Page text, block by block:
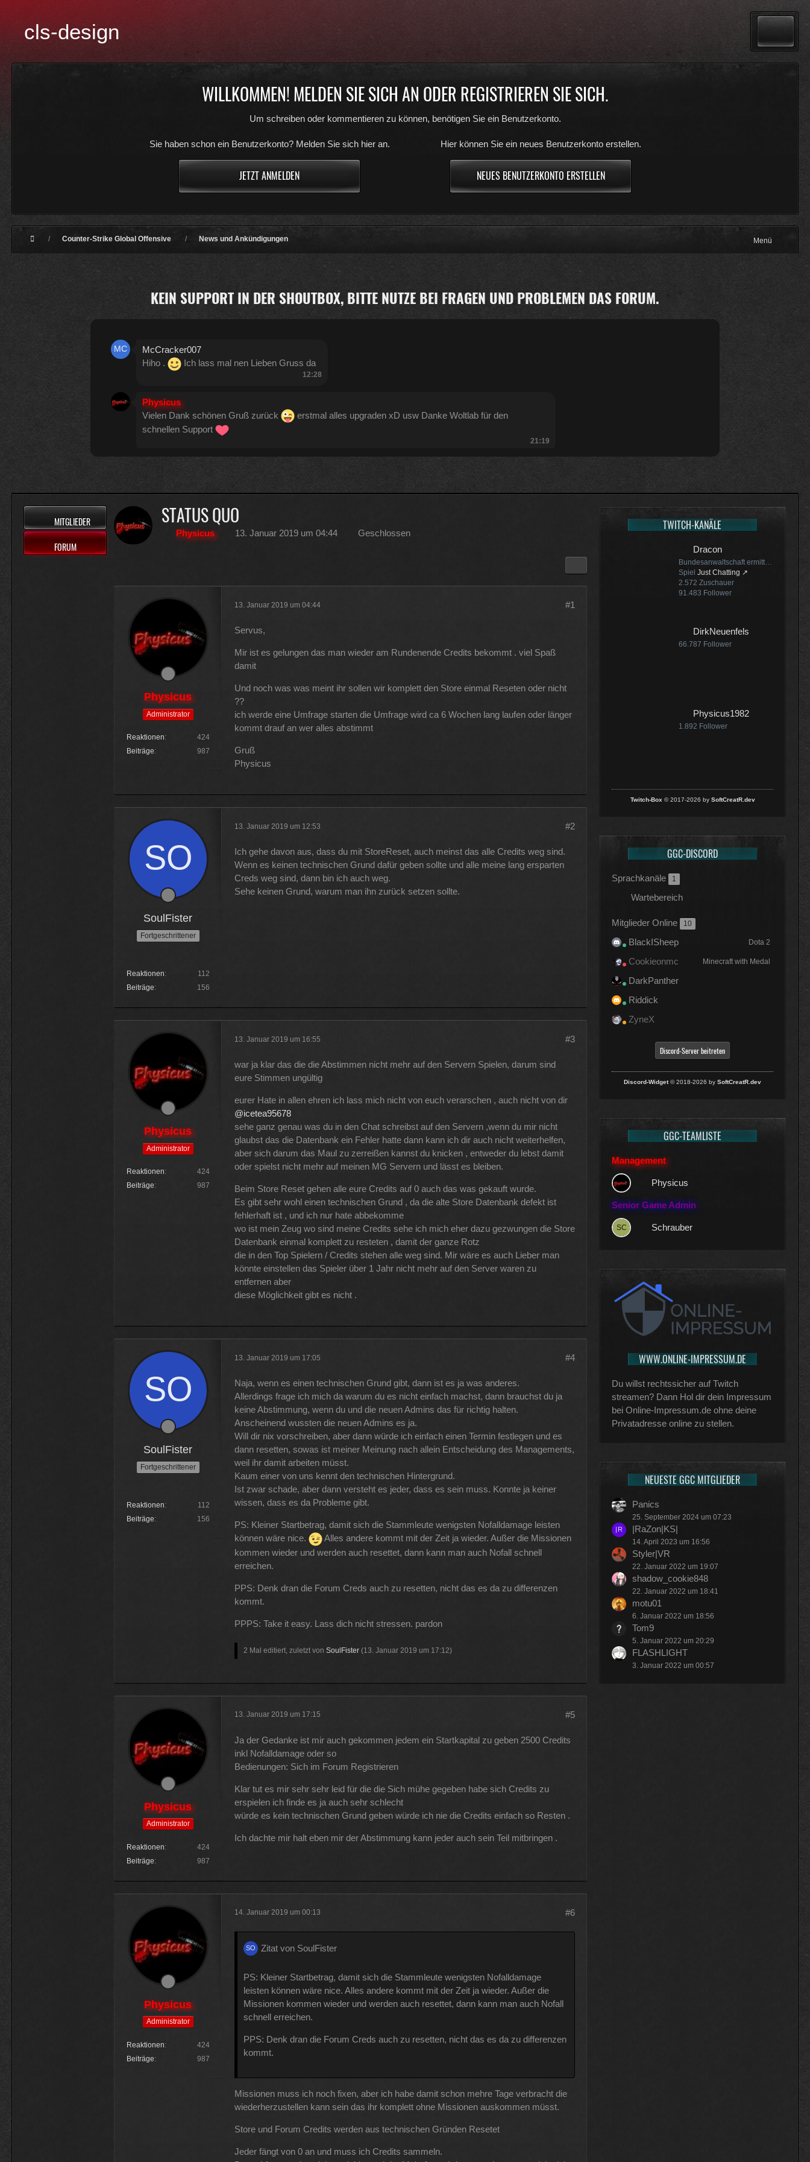
cls-design
WILLKOMMEN! MELDEN SIE SICH AN ODER REGISTRIEREN SIE SICH.
Um schreiben oder kommentieren zu können, benötigen Sie ein Benutzerkonto.
Sie haben schon ein Benutzerkonto? Melden Sie sich hier an.
JETZT ANMELDEN
Hier können Sie ein neues Benutzerkonto erstellen.
NEUES BENUTZERKONTO ERSTELLEN
Counter-Strike Global Offensive News und Ankündigungen Menü
KEIN SUPPORT IN DER SHOUTBOX, BITTE NUTZE BEI FRAGEN UND PROBLEMEN DAS FORUM.
McCracker007
Hiho .
Ich lass mal nen Lieben Gruss da
12:28
Physicus
Vielen Dank schönen Gruß zurück
erstmal alles upgraden xD usw Danke Woltlab für den
schnellen Support
21:19
13:47
McCracker007
Muss ich auch alles machen .
Kratze gerade alles an geld zusammen was ich auftreiben kann .
Physicus
Ja bei mir sind es 130 € für Woltlab und Plugins und Designs auch so um locker flockig 50-60 €
ätzend, wie schnell alles einem aus der Tasche gezogen wird
McCracker007
Ja das ist echt wild. Vor allem wenn man innerhalb 2 Jahre das Forum Update kauft kostet es nur die
hälfte .
11:18
MITGLIEDER
FORUM
STATUS QUO
Physicus 13. Januar 2019 um 04:44 Geschlossen
Physicus
Administrator
Reaktionen
424
Beiträge
987
13. Januar 2019 um 04:44 #1
Servus,
Mir ist es gelungen das man wieder am Rundenende Credits bekommt . viel Spaß
damit
Und noch was was meint ihr sollen wir komplett den Store einmal Reseten oder nicht
??
ich werde eine Umfrage starten die Umfrage wird ca 6 Wochen lang laufen oder länger
kommt drauf an wer alles abstimmt
Gruß
Physicus
SoulFister
Fortgeschrittener
Reaktionen
112
Beiträge
156
13. Januar 2019 um 12:53 #2
Ich gehe davon aus, dass du mit StoreReset, auch meinst das alle Credits weg sind.
Wenn es keinen technischen Grund dafür geben sollte und alle meine lang ersparten
Creds weg sind, dann bin ich auch weg.
Sehe keinen Grund, warum man ihn zurück setzen sollte.
Physicus
Administrator
Reaktionen
424
Beiträge
987
13. Januar 2019 um 16:55 #3
war ja klar das die die Abstimmen nicht mehr auf den Servern Spielen, darum sind
eure Stimmen ungültig
eurer Hate in allen ehren ich lass mich nicht von euch verarschen , auch nicht von dir
@icetea95678
sehe ganz genau was du in den Chat schreibst auf den Servern ,wenn du mir nicht
glaubst das die Datenbank ein Fehler hatte dann kann ich dir auch nicht weiterhelfen,
aber sich darum das Maul zu zerreißen kannst du knicken , entweder du lebst damit
oder spielst nicht mehr auf meinen MG Servern und lässt es bleiben.
Beim Store Reset gehen alle eure Credits auf 0 auch das was gekauft wurde.
Es gibt sehr wohl einen technischen Grund , da die alte Store Datenbank defekt ist
fehlerhaft ist , und ich nur hate abbekomme
wo ist mein Zeug wo sind meine Credits sehe ich mich eher dazu gezwungen die Store
Datenbank einmal komplett zu resteten , damit der ganze Rotz
die in den Top Spielern / Credits stehen alle weg sind. Mir wäre es auch Lieber man
könnte einstellen das Spieler über 1 Jahr nicht mehr auf den Server waren zu
entfernen aber
diese Möglichkeit gibt es nicht .
SoulFister
Fortgeschrittener
Reaktionen
112
Beiträge
156
13. Januar 2019 um 17:05 #4
Naja, wenn es einen technischen Grund gibt, dann ist es ja was anderes.
Allerdings frage ich mich da warum du es nicht einfach machst, dann brauchst du ja
keine Abstimmung, wenn du und die neuen Admins das für richtig halten.
Anscheinend wussten die neuen Admins es ja.
Will dir nix vorschreiben, aber dann würde ich einfach einen Termin festlegen und es
dann resetten, sowas ist meiner Meinung nach allein Entscheidung des Managements,
weil ihr damit arbeiten müsst.
Kaum einer von uns kennt den technischen Hintergrund.
Ist zwar schade, aber dann versteht es jeder, dass es sein muss. Konnte ja keiner
wissen, dass es da Probleme gibt.
PS: Kleiner Startbetrag, damit sich die Stammleute wenigsten Nofalldamage leisten
können wäre nice.
Alles andere kommt mit der Zeit ja wieder. Außer die Missionen
kommen wieder und werden auch resettet, dann kann man auch Nofall schnell
erreichen.
PPS: Denk dran die Forum Creds auch zu resetten, nicht das es da zu differenzen
kommt.
PPPS: Take it easy. Lass dich nicht stressen. pardon
2 Mal editiert, zuletzt von SoulFister(13. Januar 2019 um 17:12)
Physicus
Administrator
Reaktionen
424
Beiträge
987
13. Januar 2019 um 17:15 #5
Ja der Gedanke ist mir auch gekommen jedem ein Startkapital zu geben 2500 Credits
inkl Nofalldamage oder so
Bedienungen: Sich im Forum Registrieren
Klar tut es mir sehr sehr leid für die die Sich mühe gegeben habe sich Credits zu
erspielen ich finde es ja auch sehr schlecht
würde es kein technischen Grund geben würde ich nie die Credits einfach so Resten .
Ich dachte mir halt eben mir der Abstimmung kann jeder auch sein Teil mitbringen .
Physicus
Administrator
Reaktionen
424
Beiträge
987
14. Januar 2019 um 00:13 #6
Zitat von SoulFister
PS: Kleiner Startbetrag, damit sich die Stammleute wenigsten Nofalldamage
leisten können wäre nice. Alles andere kommt mit der Zeit ja wieder. Außer die
Missionen kommen wieder und werden auch resettet, dann kann man auch Nofall
schnell erreichen.
PPS: Denk dran die Forum Creds auch zu resetten, nicht das es da zu differenzen
kommt.
Missionen muss ich noch fixen, aber ich habe damit schon mehre Tage verbracht die
wiederherzustellen kann sein das ihr komplett ohne Missionen auskommen müsst.
Store und Forum Credits werden aus technischen Gründen Resetet
Jeder fängt von 0 an und muss ich Credits sammeln.
TWITCH-KANÄLE
Dracon
Bundesanwaltschaft ermittelt zu Sprengstoff-Drohne + Trump schränkt erneut Geburtsrecht ein + PV-Besitzer müssen 2029 70-90% mehr GP zahlen
Spiel Just Chatting
2.572 Zuschauer
91.483 Follower
DirkNeuenfels
66.787 Follower
Physicus1982
1.892 Follower
Twitch-Box © 2017-2026 by SoftCreatR.dev
GGC-DISCORD
Sprachkanäle 1
Wartebereich
Mitglieder Online 10
BlackISheep Dota 2
Cookieonmc Minecraft with Medal
DarkPanther
Riddick
ZyneX
Discord-Server beitreten
Discord-Widget© 2018-2026 by SoftCreatR.dev
GGC-TEAMLISTE
Management
Physicus
Senior Game Admin
Schrauber
WWW.ONLINE-IMPRESSUM.DE
Du willst rechtssicher auf Twitch
streamen? Dann Hol dir dein Impressum
bei Online-Impressum.de ohne deine
Privatadresse online zu stellen.
NEUESTE GGC MITGLIEDER
Panics
25. September 2024 um 07:23
|RaZon|KS|
14. April 2023 um 16:56
Styler|VR
22. Januar 2022 um 19:07
shadow_cookie848
22. Januar 2022 um 18:41
motu01
6. Januar 2022 um 18:56
Tom9
5. Januar 2022 um 20:29
FLASHLIGHT
3. Januar 2022 um 00:57